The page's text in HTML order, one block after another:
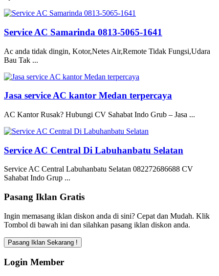
Service AC Samarinda 0813-5065-1641
Ac anda tidak dingin, Kotor,Netes Air,Remote Tidak Fungsi,Udara
Bau Tak ...
Jasa service AC kantor Medan terpercaya
AC Kantor Rusak? Hubungi CV Sahabat Indo Grub – Jasa ...
Service AC Central Di Labuhanbatu Selatan
Service AC Central Labuhanbatu Selatan 082272686688 CV
Sahabat Indo Grup ...
Pasang Iklan Gratis
Ingin memasang iklan diskon anda di sini? Cepat dan Mudah. Klik
Tombol di bawah ini dan silahkan pasang iklan diskon anda.
Login Member